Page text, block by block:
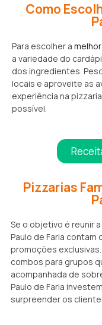
Como
Para escolher a
a variedade do
dos ingredientes.
locais e aproveite as
experiência na
possível.
Pizzarias
Se o objetivo é reunir
Paulo de Faria
promoções
combos para grupos
acompanhada de
Paulo de Faria
surpreender os